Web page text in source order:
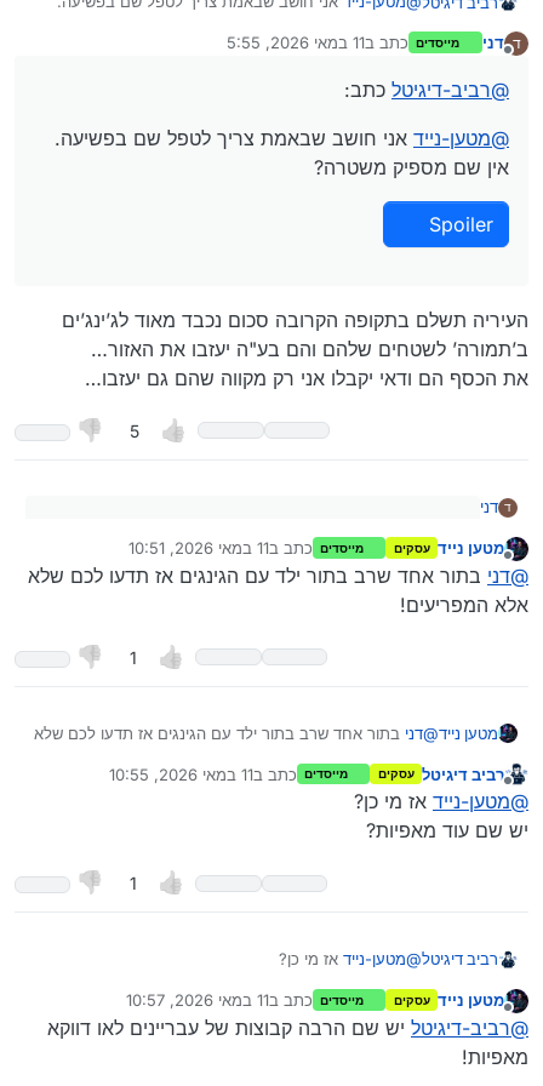
ד דני מייסדים כתב ב11 במאי 2026, 5:55
נערך לאחרונה על ידי
@רביב-דיגיטל כתב:
@מטען-נייד אני חושב שבאמת צריך לטפל שם בפשיעה.
אין שם מספיק משטרה?
Spoiler
העיריה תשלם בתקופה הקרובה סכום נכבד מאוד לג’ינג’ים
ב’תמורה’ לשטחים שלהם והם בע"ה יעזבו את האזור…
את הכסף הם ודאי יקבלו אני רק מקווה שהם גם יעזבו…
5
ד דני
@מטען-ניידאני חושב שבאמת צריך לטפל שם בפשיעה.
העיריה תשלם בתקופה הקרובה סכום נכבד מאוד לג’ינג’ים ב’תמורה’
את הכסף הם ודאי יקבלו אני רק מקווה שהם גם יעזבו…
מטען נייד עסקים מייסדים כתב ב11 במאי 2026, 10:51
נערך לאחרונה על ידי
@דני בתור אחד שרב בתור ילד עם הגינגים אז תדעו לכם שלא
אלא המפריעים!
1
מטען נייד@דני בתור אחד שרב בתור ילד עם הגינגים אז תדעו לכם שלא
מנותק
רביב דיגיטל עסקים מייסדים כתב ב11 במאי 2026, 10:55
נערך לאחרונה על ידי
@מטען-נייד אז מי כן?
יש שם עוד מאפיות?
1
רביב דיגיטל@מטען-נייד אז מי כן?
מטען נייד עסקים מייסדים כתב ב11 במאי 2026, 10:57
נערך לאחרונה על ידי
@רביב-דיגיטל יש שם הרבה קבוצות של עבריינים לאו דווקא
מאפיות!